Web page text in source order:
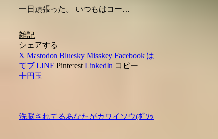
一日頑張った。 いつもはコー…
雑記
シェアする
X Mastodon Bluesky Misskey Facebook は
てブ LINE Pinterest LinkedIn コピー
十円玉
洗脳されてるあなたがカワイソウ(ﾎﾞｿｯ